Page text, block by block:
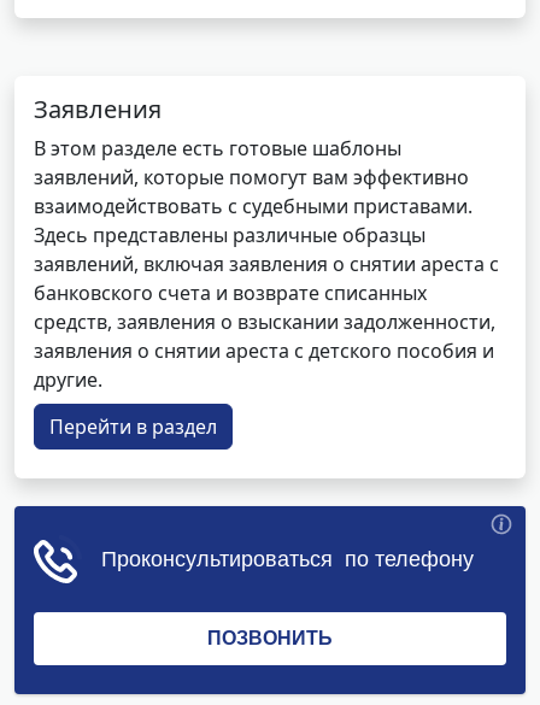
Заявления
В этом разделе есть готовые шаблоны
заявлений, которые помогут вам эффективно
взаимодействовать с судебными приставами.
Здесь представлены различные образцы
заявлений, включая заявления о снятии ареста с
банковского счета и возврате списанных
средств, заявления о взыскании задолженности,
заявления о снятии ареста с детского пособия и
другие.
Перейти в раздел